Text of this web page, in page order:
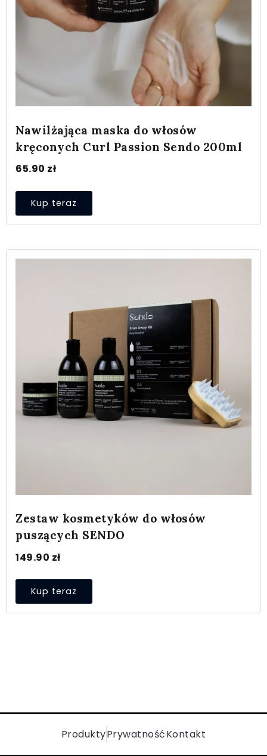
Nawilżająca maska do włosów
kręconych Curl Passion Sendo 200ml
65.90 zł
Kup teraz
Zestaw kosmetyków do włosów
puszących SENDO
149.90 zł
Kup teraz
ProduktyPrywatnośćKontakt